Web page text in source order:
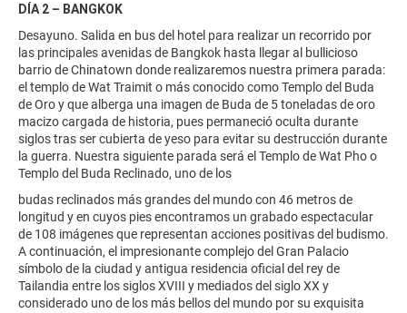
DÍA 2 – BANGKOK
Desayuno. Salida en bus del hotel para realizar un recorrido por
las principales avenidas de Bangkok hasta llegar al bullicioso
barrio de Chinatown donde realizaremos nuestra primera parada:
el templo de Wat Traimit o más conocido como Templo del Buda
de Oro y que alberga una imagen de Buda de 5 toneladas de oro
macizo cargada de historia, pues permaneció oculta durante
siglos tras ser cubierta de yeso para evitar su destrucción durante
la guerra. Nuestra siguiente parada será el Templo de Wat Pho o
Templo del Buda Reclinado, uno de los
budas reclinados más grandes del mundo con 46 metros de
longitud y en cuyos pies encontramos un grabado espectacular
de 108 imágenes que representan acciones positivas del budismo.
A continuación, el impresionante complejo del Gran Palacio
símbolo de la ciudad y antigua residencia oficial del rey de
Tailandia entre los siglos XVIII y mediados del siglo XX y
considerado uno de los más bellos del mundo por su exquisita